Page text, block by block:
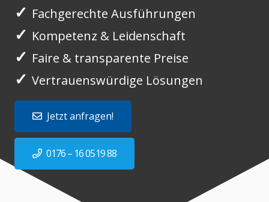
✓ Fachgerechte Ausführungen
✓ Kompetenz & Leidenschaft
✓ Faire & transparente Preise
✓ Vertrauenswürdige Lösungen
Jetzt anfragen!
0176 – 16 0519 88